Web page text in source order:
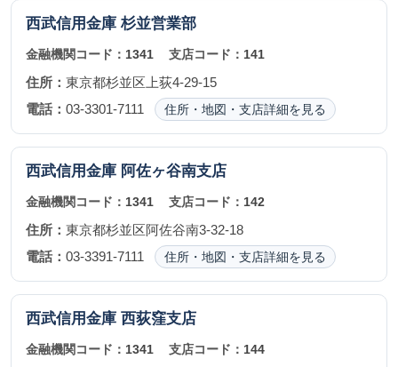
西武信用金庫 杉並営業部
金融機関コード： 1341 支店コード： 141
住所： 東京都杉並区上荻4-29-15
電話： 03-3301-7111 住所・地図・支店詳細を見る
西武信用金庫 阿佐ヶ谷南支店
金融機関コード： 1341 支店コード： 142
住所： 東京都杉並区阿佐谷南3-32-18
電話： 03-3391-7111 住所・地図・支店詳細を見る
西武信用金庫 西荻窪支店
金融機関コード： 1341 支店コード： 144